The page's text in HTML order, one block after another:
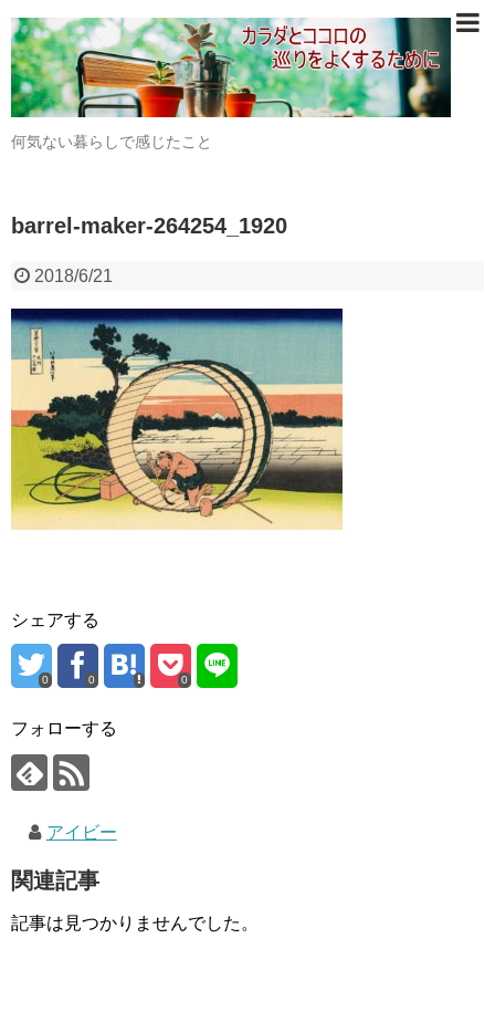
何気ない暮らしで感じたこと
barrel-maker-264254_1920
2018/6/21
シェアする
0 0 0
フォローする
アイビー
関連記事
記事は見つかりませんでした。